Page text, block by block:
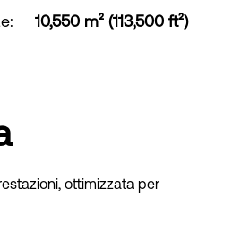
: 10,550 m² (113,500 ft²)
ottimizzata per